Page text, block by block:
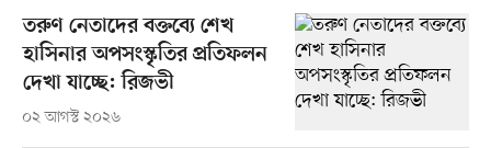
তরুণ নেতাদের বক্তব্যে শেখ
হাসিনার অপসংস্কৃতির প্রতিফলন
দেখা যাচ্ছে: রিজভী
০২ আগস্ট ২০২৬